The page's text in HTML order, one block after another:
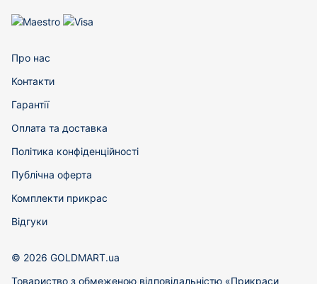
Про нас
Контакти
Гарантії
Оплата та доставка
Політика конфіденційності
Публічна оферта
Комплекти прикрас
Відгуки
© 2026 GOLDMART.ua
Товариство з обмеженою відповідальністю «Прикраси